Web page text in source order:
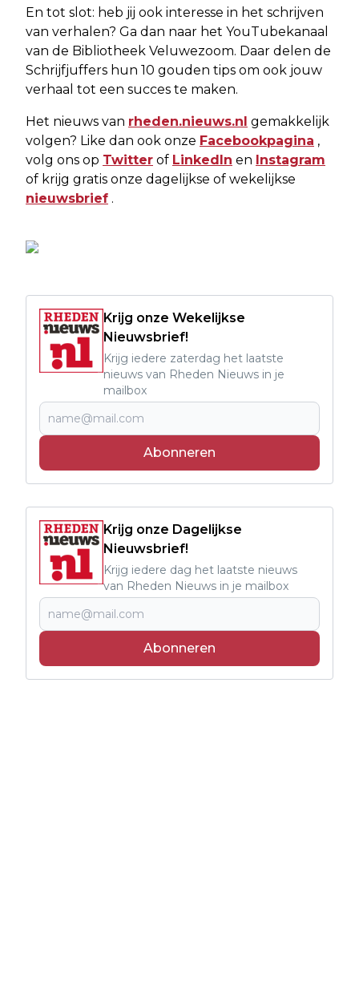
En tot slot: heb jij ook interesse in het schrijven
van verhalen? Ga dan naar het YouTubekanaal
van de Bibliotheek Veluwezoom. Daar delen de
Schrijfjuffers hun 10 gouden tips om ook jouw
verhaal tot een succes te maken.
Het nieuws van rheden.nieuws.nl gemakkelijk
volgen? Like dan ook onze Facebookpagina ,
volg ons op Twitter of LinkedIn en Instagram
of krijg gratis onze dagelijkse of wekelijkse
nieuwsbrief .
Krijg onze Wekelijkse
Nieuwsbrief!
Krijg iedere zaterdag het laatste
nieuws van Rheden Nieuws in je
mailbox
Abonneren
Krijg onze Dagelijkse
Nieuwsbrief!
Krijg iedere dag het laatste nieuws
van Rheden Nieuws in je mailbox
Abonneren